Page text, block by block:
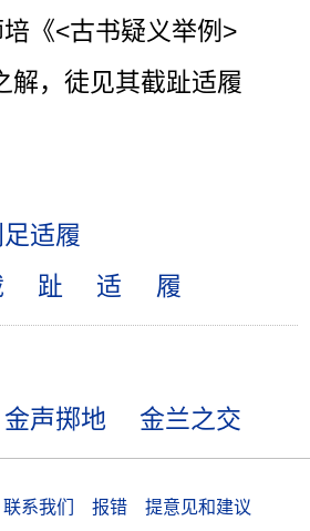
培《<古书疑义举例>
解，徒见其截趾适履
足适履
趾 适 履
金声掷地 金兰之交
联系我们 报错 提意见和建议